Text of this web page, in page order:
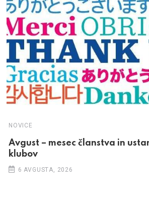
NOVICE
Avgust – mesec članstva in
klubov
6 AVGUSTA, 2026